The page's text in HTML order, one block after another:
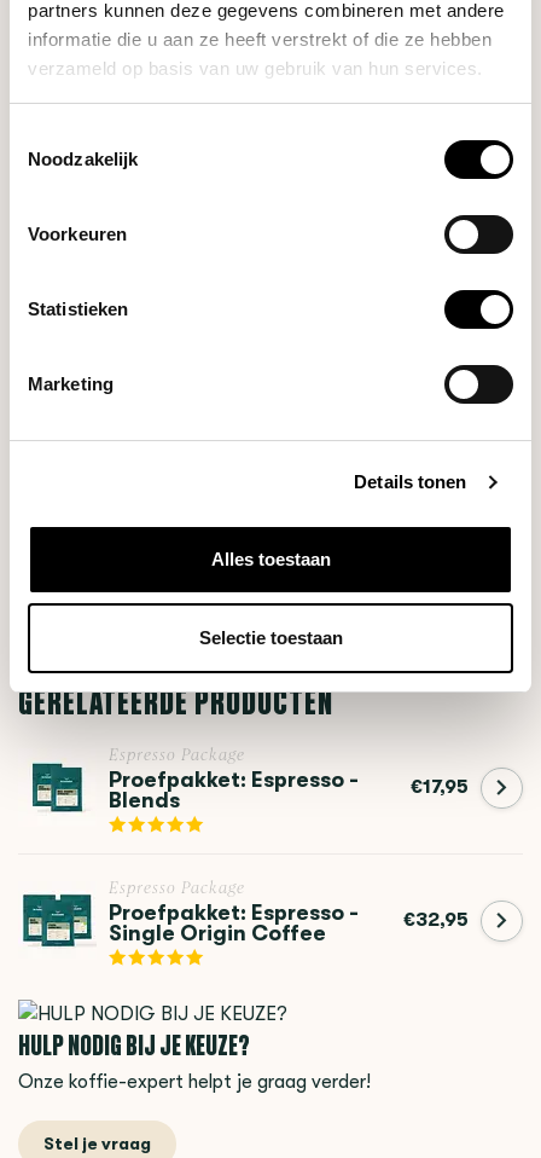
partners kunnen deze gegevens combineren met andere
informatie die u aan ze heeft verstrekt of die ze hebben
verzameld op basis van uw gebruik van hun services.
Noodzakelijk
Voorkeuren
Statistieken
Marketing
Details tonen
Alles toestaan
Selectie toestaan
PRODUCT BUNDELS
Sage - The Barista Touch Impress Cold | Brushed
The Water Filter
Group Head Cleaner (6 stuks)
+
Op voorraad
€1.045,70
€1.035,70
GERELATEERDE PRODUCTEN
Espresso Package
Proefpakket: Espresso -
Blends
€17,95
Espresso Package
Proefpakket: Espresso -
Single Origin Coffee
€32,95
HULP NODIG BIJ JE KEUZE?
Onze koffie-expert helpt je graag verder!
Stel je vraag